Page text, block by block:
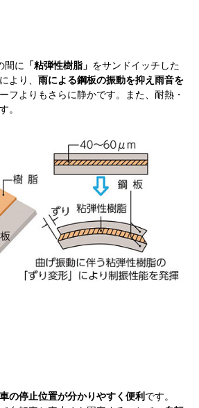
間に 「粘弾性樹脂」 をサンドイッチした
より、 雨による鋼板の振動を抑え雨音を
フよりもさらに静かです。また、耐熱・
。
の停止位置が分かりやすく便利 です。